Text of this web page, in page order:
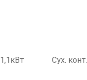
1,1кВт Сух.